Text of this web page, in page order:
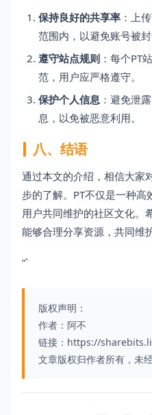
保持良好的共享率 ：上
范围内，以避免账号被封
遵守站点规则 ：每个PT
范，用户应严格遵守。
保护个人信息 ：避免泄
息，以免被恶意利用。
八、结语
通过本文的介绍，相信大家
步的了解。PT不仅是一种
用户共同维护的社区文化。
能够合理分享资源，共同维
“`
版权声明：
作者：阿不
链接：https://
文章版权归作者所有，未